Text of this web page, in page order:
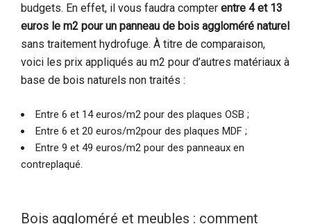
budgets. En effet, il vous faudra compter entre 4 et 13
euros le m2 pour un panneau de bois aggloméré naturel
sans traitement hydrofuge. À titre de comparaison,
voici les prix appliqués au m2 pour d’autres matériaux à
base de bois naturels non traités :
Entre 6 et 14 euros/m2 pour des plaques OSB ;
Entre 6 et 20 euros/m2pour des plaques MDF ;
Entre 9 et 49 euros/m2 pour des panneaux en
contreplaqué.
Bois aggloméré et meubles : comment